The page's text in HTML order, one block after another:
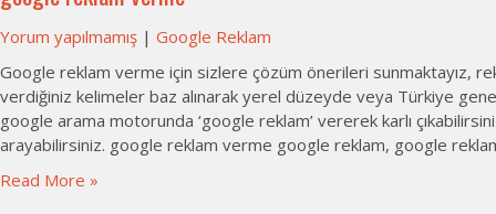
Yorum yapılmamış | Google Reklam
Google reklam verme için sizlere çözüm önerileri sunmaktayız,
verdiğiniz kelimeler baz alınarak yerel düzeyde veya Türkiye
google arama motorunda ‘google reklam’ vererek karlı
arayabilirsiniz. google reklam verme google reklam, google
Read More »